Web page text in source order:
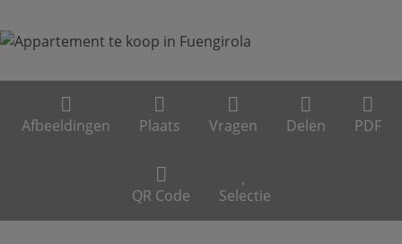
Afbeeldingen Plaats Vragen Delen PDF
QR Code Selectie